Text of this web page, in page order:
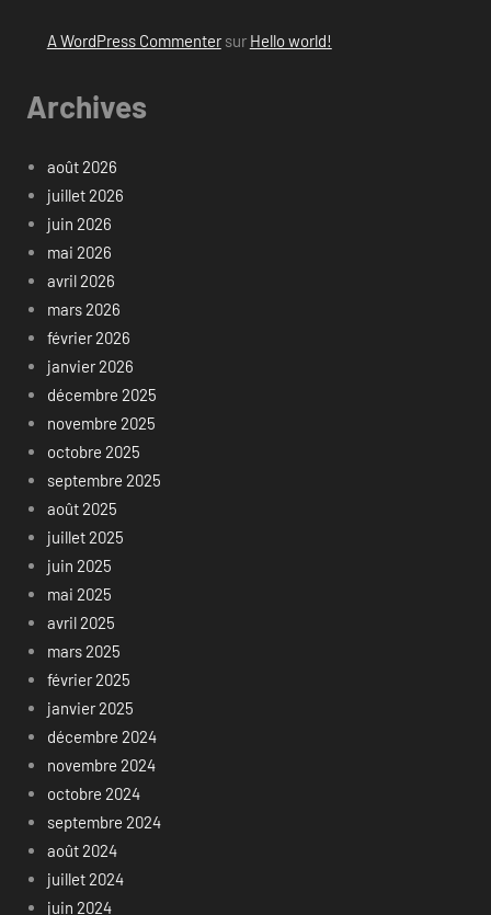
A WordPress Commentersur Hello world!
Archives
août 2026
juillet 2026
juin 2026
mai 2026
avril 2026
mars 2026
février 2026
janvier 2026
décembre 2025
novembre 2025
octobre 2025
septembre 2025
août 2025
juillet 2025
juin 2025
mai 2025
avril 2025
mars 2025
février 2025
janvier 2025
décembre 2024
novembre 2024
octobre 2024
septembre 2024
août 2024
juillet 2024
juin 2024